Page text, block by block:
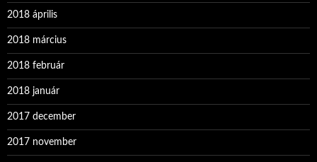
2018 április
2018 március
2018 február
2018 január
2017 december
2017 november